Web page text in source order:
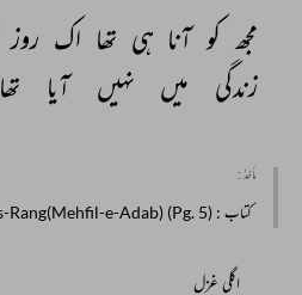
مجھ کو آنا ہی تھا اک روز
زندگی
میں نہیں آیا تھا
مأخذ :
کتاب : ras-Rang(Mehfil-e-Adab) (Pg. 5)
اگلی غزل